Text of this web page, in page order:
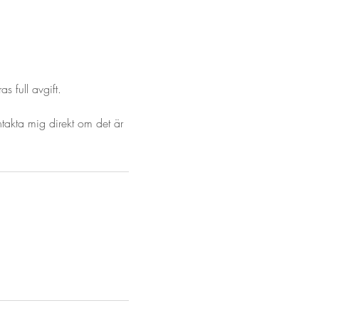
full avgift.
mig direkt om det är